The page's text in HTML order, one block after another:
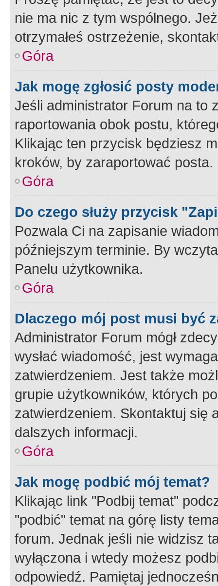
nie ma nic z tym wspólnego.
otrzymałeś ostrzeżenie,
Góra
Jak mogę zgłosić posty
Jeśli administrator Forum na to
raportowania obok postu,
Klikając ten przycisk będziesz
kroków, by zaraportować posta.
Góra
Do czego służy przycisk
Pozwala Ci na zapisanie
późniejszym terminie. By
Panelu użytkownika.
Góra
Dlaczego mój post musi być
Administrator Forum mógł
wysłać wiadomość, jest
zatwierdzeniem. Jest także
grupie użytkowników, których
zatwierdzeniem. Skontaktuj się
dalszych informacji.
Góra
Jak mogę podbić mój temat?
Klikając link "Podbij temat"
"podbić" temat na górę listy
forum. Jednak jeśli nie widzisz
wyłączona i wtedy możesz
odpowiedź. Pamiętaj